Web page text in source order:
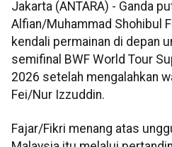
Jakarta (ANTARA) - Ganda
Alfian/Muhammad Shohibul
kendali permainan di depan
semifinal BWF World Tour
2026 setelah mengalahkan
Fei/Nur Izzuddin.
Fajar/Fikri menang atas